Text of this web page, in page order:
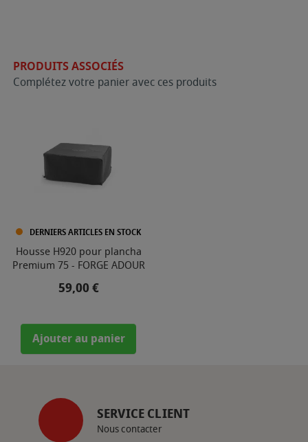
PRODUITS ASSOCIÉS
Complétez votre panier avec ces produits
DERNIERS ARTICLES EN STOCK
Housse H920 pour plancha
Premium 75 - FORGE ADOUR
Prix
59,00 €
Ajouter au panier
SERVICE CLIENT
Nous contacter